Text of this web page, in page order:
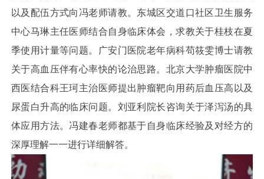
以及配伍方式向冯老师请教。东城区交道口社区卫生服务
中心马琳主任医师结合自身临床体会，求教关于桂枝在夏
季使用计量等问题。广安门医院老年病科苟筱雯博士请教
关于高血压伴有心率快的论治思路。北京大学肿瘤医院中
西医结合科王珂主治医师提出肿瘤靶向用药后血压高以及
尿蛋白升高的临床问题。刘亚利院长咨询关于泽泻汤的具
体应用方法。冯建春老师都基于自身临床经验及对经方的
深厚理解一一进行详细解答。